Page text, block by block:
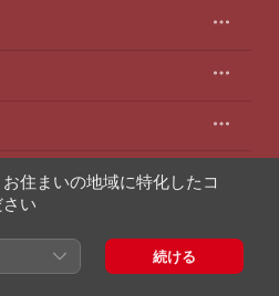
of UNIVERSAL MUSIC LLC.
住まいの地域に特化したコ
い
続ける